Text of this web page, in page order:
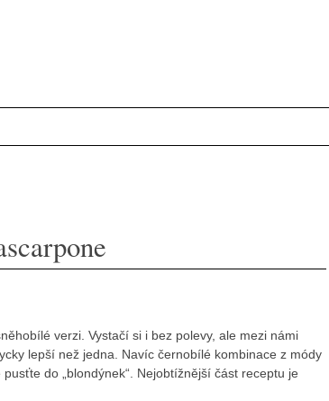
verzi. Vystačí si i bez polevy, ale mezi námi
lepší než jedna. Navíc černobílé kombinace z módy
do „blondýnek“. Nejobtížnější část receptu je